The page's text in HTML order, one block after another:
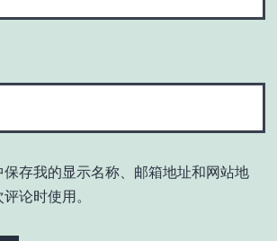
存我的显示名称、邮箱地址和网站地
论时使用。